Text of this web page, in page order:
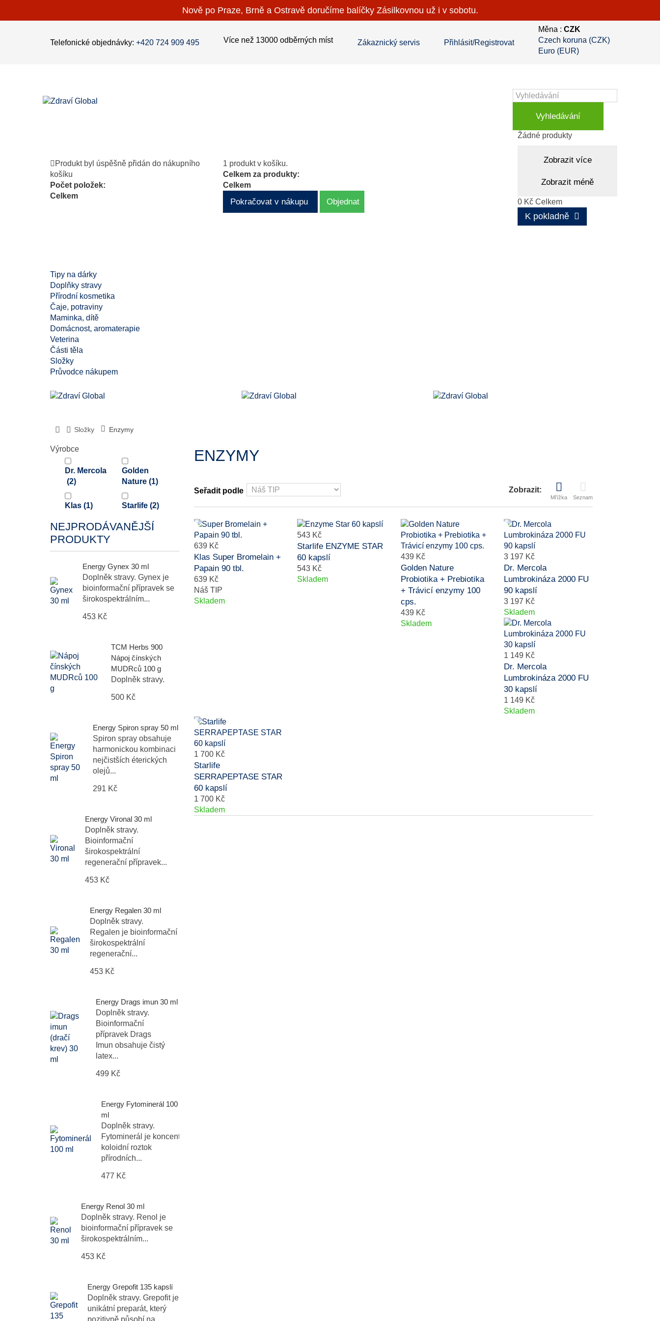
Nově po Praze, Brně a Ostravě doručíme balíčky Zásilkovnou už i v sobotu.
Telefonické objednávky: +420 724 909 495 Více než 13000 odběrných míst Zákaznický servis Přihlásit/Registrovat
Měna : CZK
Czech koruna (CZK)
Euro (EUR)
Vyhledávání
Košík
(prázdný)
Žádné produkty
Zobrazit více
Zobrazit méně
0 Kč Celkem
K pokladně
Produkt byl úspěšně přidán do nákupního
košíku
Počet položek:
Celkem
1 produkt v košíku.
Celkem za produkty:
Celkem
Pokračovat v nákupu Objednat
Tipy na dárky
Doplňky stravy
Přírodní kosmetika
Čaje, potraviny
Maminka, dítě
Domácnost, aromaterapie
Veterina
Části těla
Složky
Průvodce nákupem
Složky Enzymy
Výrobce
Dr. Mercola
(2)
Golden
Nature(1)
Klas (1) Starlife(2)
NEJPRODÁVANĚJŠÍ
PRODUKTY
Energy Gynex 30 ml
Doplněk stravy. Gynex je
bioinformační přípravek se
širokospektrálním...
453 Kč
TCM Herbs 900
Nápoj čínských
MUDRců 100 g
Doplněk stravy.
500 Kč
Energy Spiron spray 50 ml
Spiron spray obsahuje
harmonickou kombinaci
nejčistších éterických
olejů...
291 Kč
Energy Vironal 30 ml
Doplněk stravy.
Bioinformační
širokospektrální
regenerační přípravek...
453 Kč
Energy Regalen 30 ml
Doplněk stravy.
Regalen je bioinformační
širokospektrální
regenerační...
453 Kč
Energy Drags imun 30 ml
Doplněk stravy.
Bioinformační
přípravek Drags
Imun obsahuje čistý
latex...
499 Kč
Energy Fytominerál 100
ml
Doplněk stravy.
Fytominerál je koncentrovaný
koloidní roztok
přírodních...
477 Kč
Energy Renol 30 ml
Doplněk stravy. Renol je
bioinformační přípravek se
širokospektrálním...
453 Kč
Energy Grepofit 135 kapslí
Doplněk stravy. Grepofit je
unikátní preparát, který
pozitivně působí na...
ENZYMY
Zobrazit:
Mřížka Seznam
Seřadit podle
639 Kč
Klas Super Bromelain +
Papain 90 tbl.
639 Kč
Náš TIP
Skladem
543 Kč
Starlife ENZYME STAR
60 kapslí
543 Kč
Skladem
439 Kč
Golden Nature
Probiotika + Prebiotika
+ Trávicí enzymy 100
cps.
439 Kč
Skladem
3 197 Kč
Dr. Mercola
Lumbrokináza 2000 FU
90 kapslí
3 197 Kč
Skladem
1 149 Kč
Dr. Mercola
Lumbrokináza 2000 FU
30 kapslí
1 149 Kč
Skladem
1 700 Kč
Starlife
SERRAPEPTASE STAR
60 kapslí
1 700 Kč
Skladem